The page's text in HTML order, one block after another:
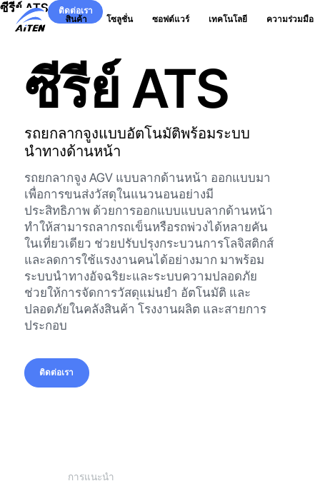
ข้าม
สินค้า โซลูชั่น ซอฟต์แวร์ เทคโนโลยี ความร่วมมือ
ซีรีย์ ATS
ติดต่อเรา
ติดต่อเรา
ซีรีย์ ATS
รถยกลากจูงแบบอัตโนมัติพร้อมระบบ
นำทางด้านหน้า
รถยกลากจูง AGV แบบลากด้านหน้า ออกแบบมา
เพื่อการขนส่งวัสดุในแนวนอนอย่างมี
ประสิทธิภาพ ด้วยการออกแบบแบบลากด้านหน้า
ทำให้สามารถลากรถเข็นหรือรถพ่วงได้หลายคัน
ในเที่ยวเดียว ช่วยปรับปรุงกระบวนการโลจิสติกส์
และลดการใช้แรงงานคนได้อย่างมาก มาพร้อม
ระบบนำทางอัจฉริยะและระบบความปลอดภัย
ช่วยให้การจัดการวัสดุแม่นยำ อัตโนมัติ และ
ปลอดภัยในคลังสินค้า โรงงานผลิต และสายการ
ประกอบ
ติดต่อเรา
การแนะนำ